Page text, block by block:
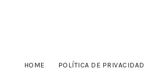
HOME POLÍTICA DE PRIVACIDAD